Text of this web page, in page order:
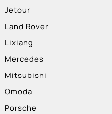
Jetour
Land Rover
Lixiang
Mercedes
Mitsubishi
Omoda
Porsche